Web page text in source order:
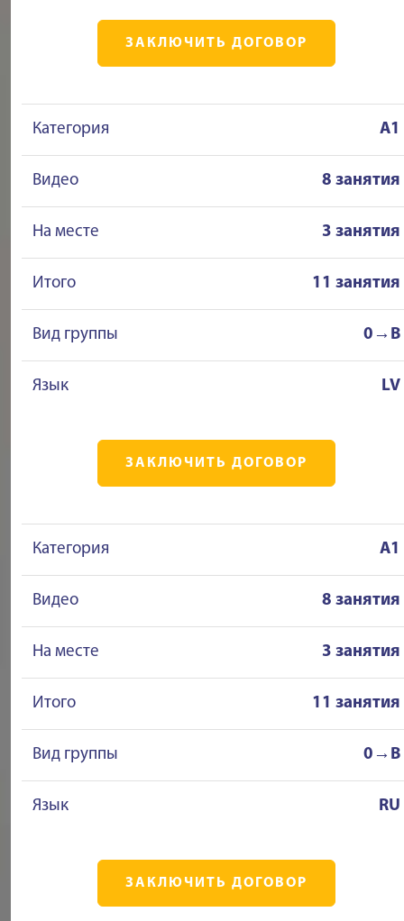
ЗАКЛЮЧИТЬ ДОГОВОР
Категория A1
Видео 8 занятия
На месте 3 занятия
Итого 11 занятия
Вид группы 0→B
Язык LV
ЗАКЛЮЧИТЬ ДОГОВОР
Категория A1
Видео 8 занятия
На месте 3 занятия
Итого 11 занятия
Вид группы 0→B
Язык RU
ЗАКЛЮЧИТЬ ДОГОВОР